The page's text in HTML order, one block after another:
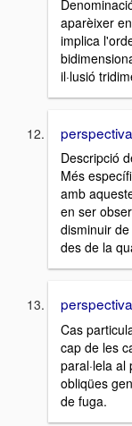
aparèixer
implica
il·lusió
Descripció
Més
amb
en ser
disminuir
des de la
Cas
cap de les
paral·lela
obliqües
de fuga.